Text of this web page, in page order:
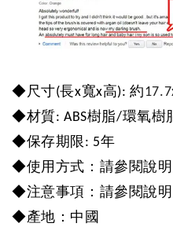
◆尺寸(長x寬x高):約
◆材質 : ABS樹脂/環氧樹
◆保存期限: 5年
◆使用方式：請參閱說明
◆注意事項：請參閱說明
◆產地：中國